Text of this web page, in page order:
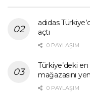
adidas
açtı
0 PAYLAŞIM
Türkiye’deki
mağazasını
0 PAYLAŞIM